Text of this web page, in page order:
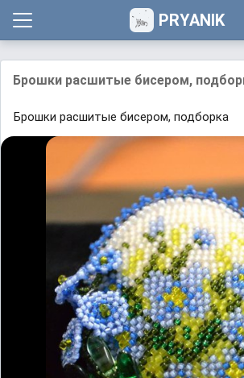
PRYANIK
Брошки расшитые бисером,
Брошки расшитые бисером, подборка